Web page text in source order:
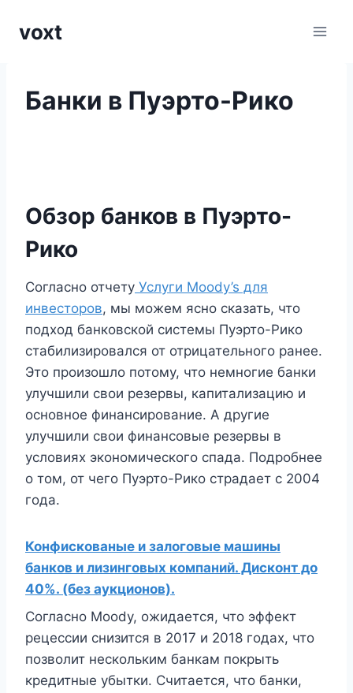
voxt
Банки в Пуэрто-Рико
Обзор банков в Пуэрто-
Рико
Согласно отчету Услуги Moody’s для
инвесторов, мы можем ясно сказать, что
подход банковской системы Пуэрто-Рико
стабилизировался от отрицательного ранее.
Это произошло потому, что немногие банки
улучшили свои резервы, капитализацию и
основное финансирование. А другие
улучшили свои финансовые резервы в
условиях экономического спада. Подробнее
о том, от чего Пуэрто-Рико страдает с 2004
года.
Конфискованые и залоговые машины
банков и лизинговых компаний. Дисконт до
40%. (без аукционов).
Согласно Moody, ожидается, что эффект
рецессии снизится в 2017 и 2018 годах, что
позволит нескольким банкам покрыть
кредитные убытки. Считается, что банки,